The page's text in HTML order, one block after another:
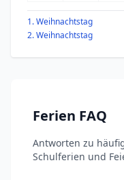
1. Weihnachtstag
2. Weihnachtstag
Ferien FAQ
Antworten zu
Schulferien und